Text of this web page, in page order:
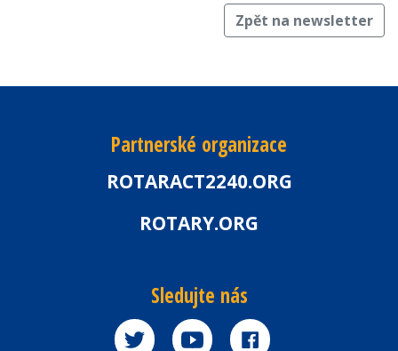
Zpět na newsletter
Partnerské organizace
ROTARACT2240.ORG
ROTARY.ORG
Sledujte nás